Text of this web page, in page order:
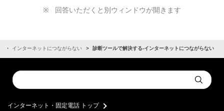
回答いただくと別ウィンドウが開きます
インターネットにつながらない 診断ツールで解決する-インターネットにつながらない
Conduct
a
Submit
インターネット・固定電話 トップ